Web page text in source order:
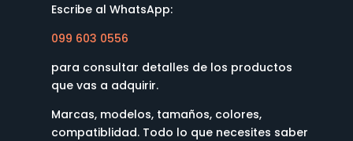
Escribe al WhatsApp:
099 603 0556
para consultar detalles de los productos
que vas a adquirir.
Marcas, modelos, tamaños, colores,
compatiblidad. Todo lo que necesites saber